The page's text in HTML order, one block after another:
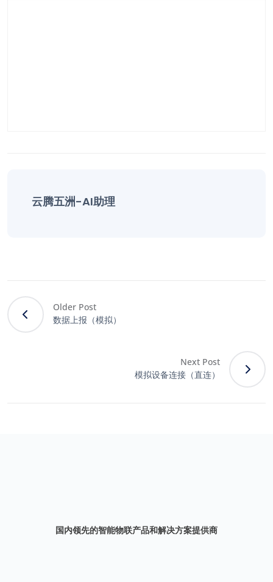
云腾五洲-AI助理
Older Post
数据上报（模拟）
Next Post
模拟设备连接（直连）
国内领先的智能物联产品和解决方案提供商